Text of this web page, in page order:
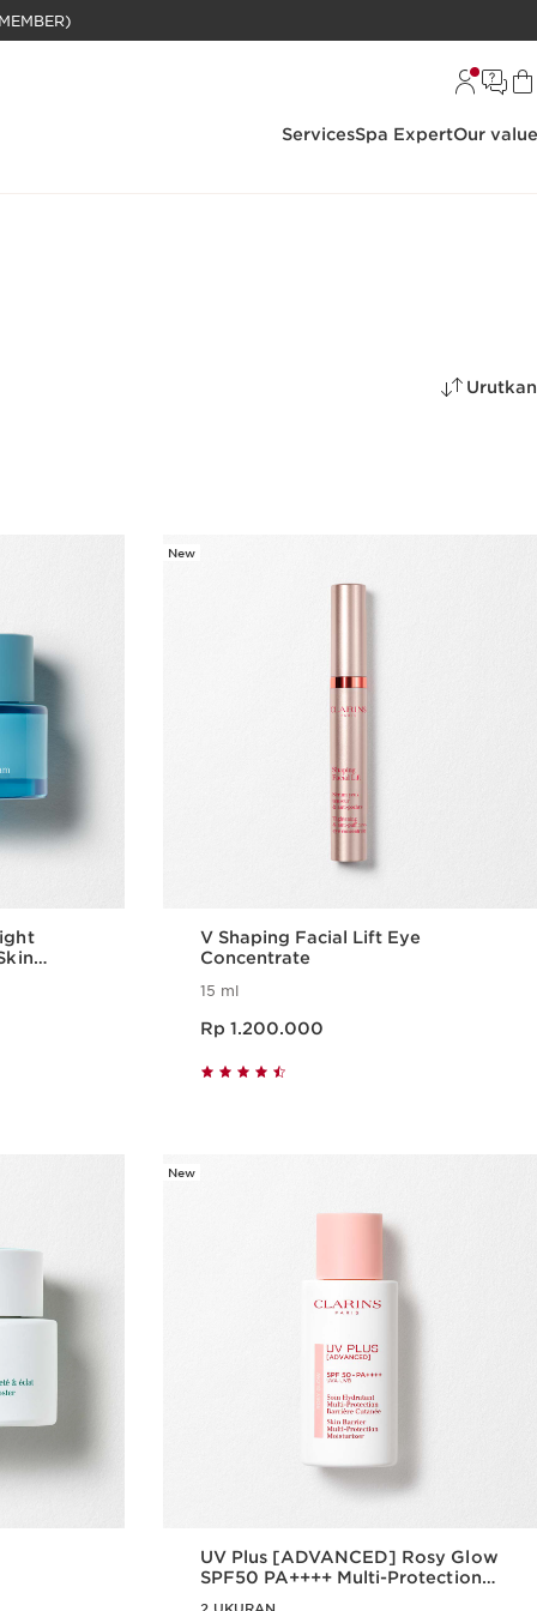
RP 1 JUTA (KHUSUS MEMBER)
ServicesSpa ExpertOur
Urutkan
New
V Shaping Facial Lift Eye
Concentrate
15 ml
Rp 1.200.000
New
UV Plus [ADVANCED] Rosy Glow
SPF50 PA++++ Multi-Protection